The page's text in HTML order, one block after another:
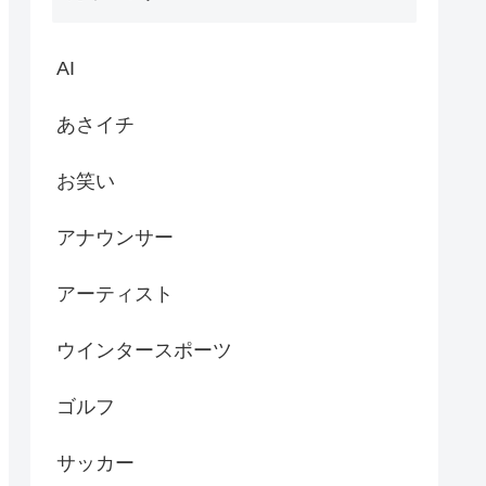
AI
あさイチ
お笑い
アナウンサー
アーティスト
ウインタースポーツ
ゴルフ
サッカー